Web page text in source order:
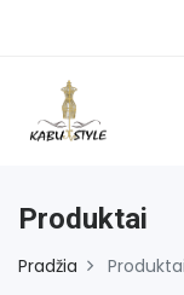
Produktai
Pradžia Produktai